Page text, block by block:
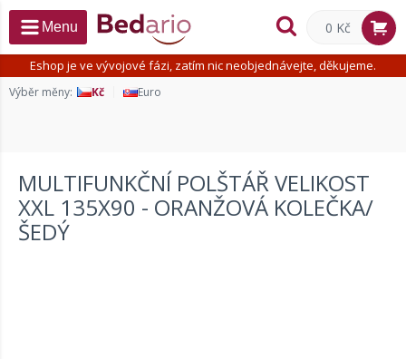
Eshop je ve vývojové fázi, zatím nic neobjednávejte, děkujeme.
Výběr měny: Kč Euro
Menu 0 Kč
MULTIFUNKČNÍ POLŠTÁŘ VELIKOST
XXL 135X90 - ORANŽOVÁ KOLEČKA/
ŠEDÝ